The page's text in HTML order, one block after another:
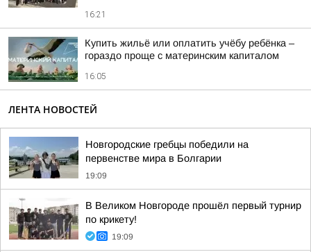
16:21
Купить жильё или оплатить учёбу ребёнка –
гораздо проще с материнским капиталом
16:05
ЛЕНТА НОВОСТЕЙ
Новгородские гребцы победили на
первенстве мира в Болгарии
19:09
В Великом Новгороде прошёл первый турнир
по крикету!
19:09